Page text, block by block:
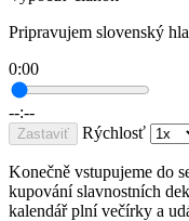
Pripravujem slovenský
0:00
--:--
Zastaviť Rýchlosť
Konečně vstupujeme do
kupování slavnostních
kalendář plní večírky a